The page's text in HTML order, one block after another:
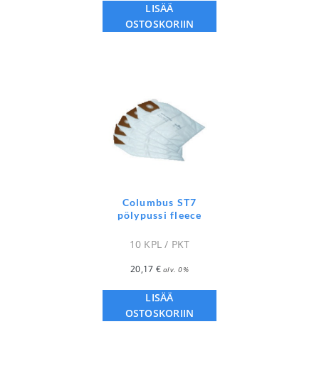
LISÄÄ
OSTOSKORIIN
Columbus ST7
pölypussi fleece
10 KPL / PKT
20,17 € alv. 0%
LISÄÄ
OSTOSKORIIN